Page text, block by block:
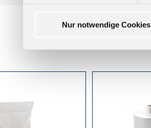
Nur notwendige Cookies